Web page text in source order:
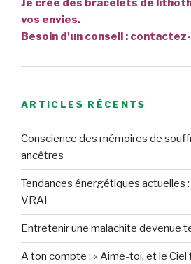
Je crée des bracelets de
vos envies.
Besoin d'un conseil :
ARTICLES RÉCENTS
Conscience des mémoires de
ancêtres
Tendances énergétiques actuelles
VRAI
Entretenir une malachite devenue
A ton compte : « Aime-toi, et le Ciel